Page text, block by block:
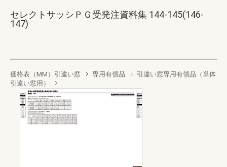
セレクトサッシＰＧ受発注資料集 144-145(146-
147)
価格表（MM）引違い窓 専用有償品
引違い窓専用有償品（単体
引違い窓用）